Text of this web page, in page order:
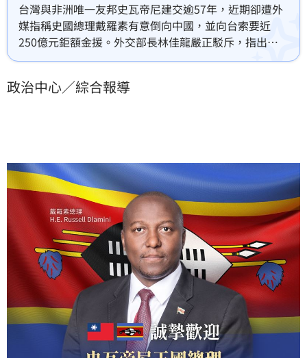
台灣與非洲唯一友邦史瓦帝尼建交逾57年，近期卻遭外
媒指稱史國總理戴羅素有意倒向中國，並向台索要近
250億元鉅額金援。外交部長林佳龍嚴正駁斥，指出該
報導為與中共關係密切的媒體散布之假訊息，旨在惡意
邀請戴羅素總理來台參加大型論壇，以實際行動粉碎斷
政治中心／綜合報導